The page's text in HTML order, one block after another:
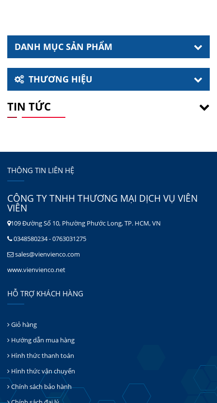
DANH MỤC SẢN PHẨM
THƯƠNG HIỆU
TIN TỨC
THÔNG TIN LIÊN HỆ
CÔNG TY TNHH THƯƠNG MẠI DỊCH VỤ VIÊN
VIÊN
109 Đường Số 10, Phường Phước Long, TP. HCM, VN
0348580234 - 0763031275
sales@vienvienco.com
www.vienvienco.net
HỖ TRỢ KHÁCH HÀNG
Giỏ hàng
Hướng dẫn mua hàng
Hình thức thanh toán
Hình thức vận chuyển
Chính sách bảo hành